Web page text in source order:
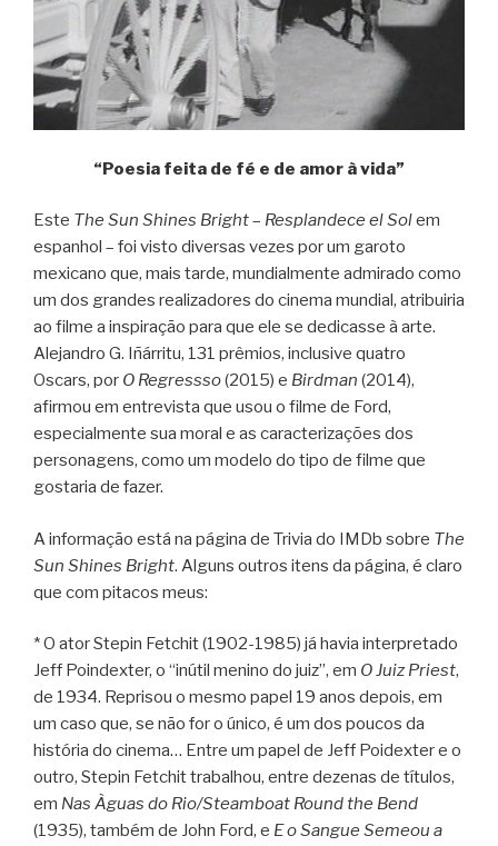
“Poesia feita de fé e de amor à vida”
Este The Sun Shines Bright– Resplandece el Solem
espanhol – foi visto diversas vezes por um garoto
mexicano que, mais tarde, mundialmente admirado como
um dos grandes realizadores do cinema mundial, atribuiria
ao filme a inspiração para que ele se dedicasse à arte.
Alejandro G. Iñárritu, 131 prêmios, inclusive quatro
Oscars, por O Regressso(2015) e Birdman (2014),
afirmou em entrevista que usou o filme de Ford,
especialmente sua moral e as caracterizações dos
personagens, como um modelo do tipo de filme que
gostaria de fazer.
A informação está na página de Trivia do IMDb sobre The
Sun Shines Bright. Alguns outros itens da página, é claro
que com pitacos meus:
* O ator Stepin Fetchit (1902-1985) já havia interpretado
Jeff Poindexter, o “inútil menino do juiz”, em O Juiz Priest,
de 1934. Reprisou o mesmo papel 19 anos depois, em
um caso que, se não for o único, é um dos poucos da
história do cinema… Entre um papel de Jeff Poidexter e o
outro, Stepin Fetchit trabalhou, entre dezenas de títulos,
em Nas Àguas do Rio/Steamboat Round the Bend
(1935), também de John Ford, e E o Sangue Semeou a